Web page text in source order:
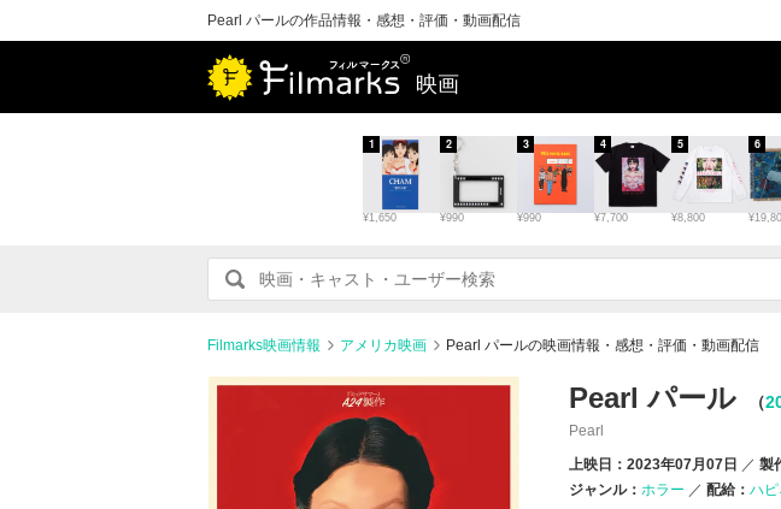
Pearl パールの作品情報・感想・評価・動画配信
映画
¥1,650
1
¥990
2
¥990
3
¥7,700
4
¥8,800
5 6
Filmarks映画情報 アメリカ映画 Pearl パールの映画情報・感想・評価・動画配信
Pearl パール （
Pearl
上映日：2023年07月07日
製
ジャンル： ホラー 配給： ハ